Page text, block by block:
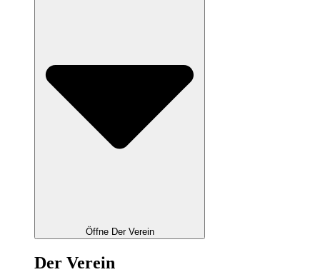
Öffne Der Verein
Der Verein